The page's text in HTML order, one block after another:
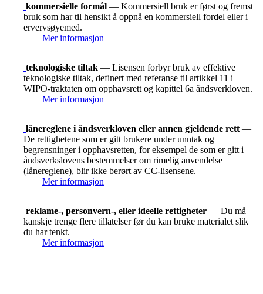
kommersielle formål — Kommersiell bruk er først og fremst
bruk som har til hensikt å oppnå en kommersiell fordel eller i
ervervsøyemed.
Mer informasjon
teknologiske tiltak — Lisensen forbyr bruk av effektive
teknologiske tiltak, definert med referanse til artikkel 11 i
WIPO-traktaten om opphavsrett og kapittel 6a åndsverkloven.
Mer informasjon
lånereglene i åndsverkloven eller annen gjeldende rett —
De rettighetene som er gitt brukere under unntak og
begrensninger i opphavsretten, for eksempel de som er gitt i
åndsverkslovens bestemmelser om rimelig anvendelse
(lånereglene), blir ikke berørt av CC-lisensene.
Mer informasjon
reklame-, personvern-, eller ideelle rettigheter — Du må
kanskje trenge flere tillatelser før du kan bruke materialet slik
du har tenkt.
Mer informasjon